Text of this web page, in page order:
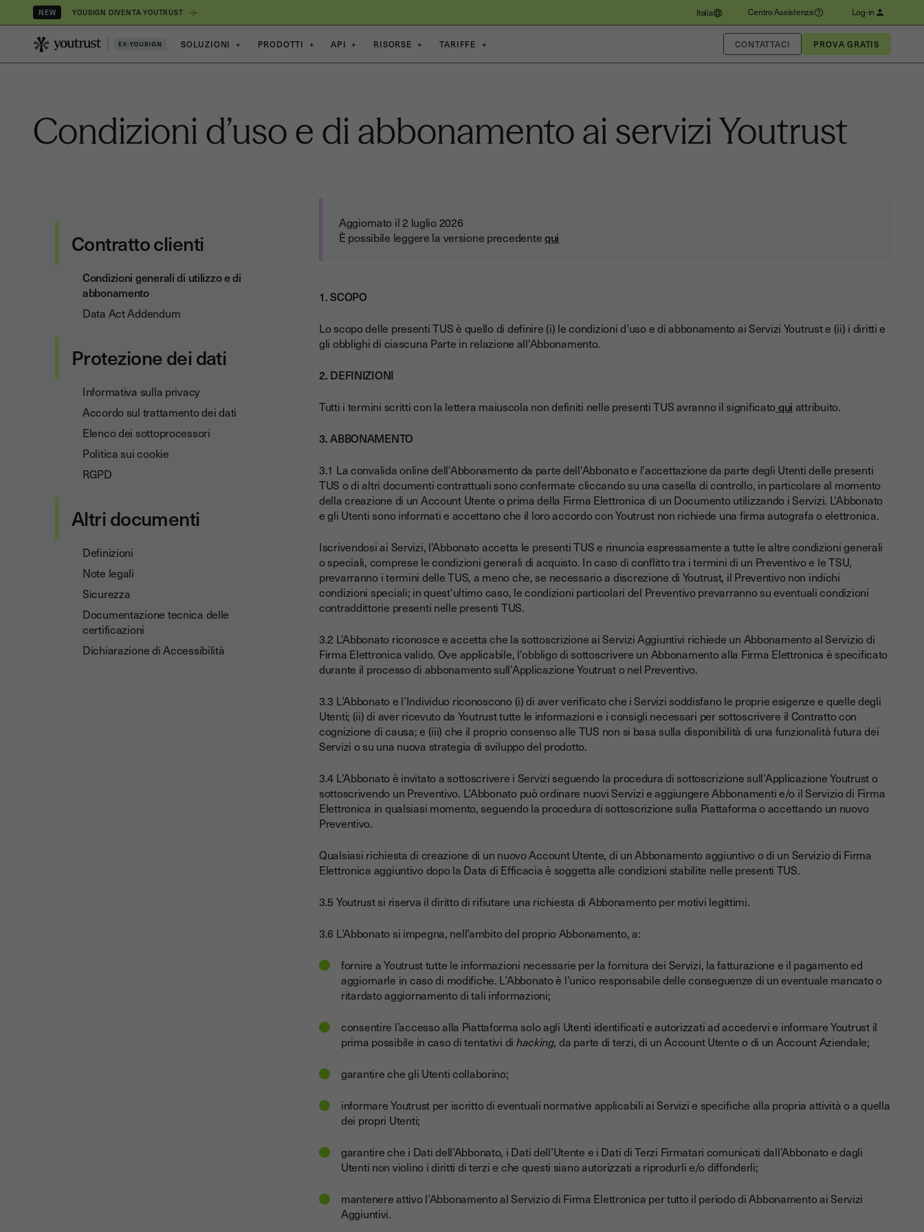
NEW YOUSIGN DIVENTA YOUTRUST Italia Centro Assistenza Log-in
SOLUZIONI + PRODOTTI + API + RISORSE + TARIFFE + CONTATTACI
Condizioni d’uso e di abbonamento ai servizi Youtrust
Contratto clienti
Condizioni generali di utilizzo e di
abbonamento
Data Act Addendum
Protezione dei dati
Informativa sulla privacy
Accordo sul trattamento dei dati
Elenco dei sottoprocessori
Politica sui cookie
RGPD
Altri documenti
Definizioni
Note legali
Sicurezza
Documentazione tecnica delle
certificazioni
Dichiarazione di Accessibilità
Aggiornato il 2 luglio 2026
È possibile leggere la versione precedentequi
1. SCOPO
Lo scopo delle presenti TUS è quello di definire (i) le condizioni d’uso e di abbonamento ai Servizi Youtrust e (ii) i diritti e
gli obblighi di ciascuna Parte in relazione all'Abbonamento.
2. DEFINIZIONI
Tutti i termini scritti con la lettera maiuscola non definiti nelle presenti TUS avranno il significatoqui attribuito.
3. ABBONAMENTO
3.1 La convalida online dell'Abbonamento da parte dell'Abbonato e l'accettazione da parte degli Utenti delle presenti
TUS o di altri documenti contrattuali sono confermate cliccando su una casella di controllo, in particolare al momento
della creazione di un Account Utente o prima della Firma Elettronica di un Documento utilizzando i Servizi. L'Abbonato
e gli Utenti sono informati e accettano che il loro accordo con Youtrust non richiede una firma autografa o elettronica.
Iscrivendosi ai Servizi, l'Abbonato accetta le presenti TUS e rinuncia espressamente a tutte le altre condizioni generali
o speciali, comprese le condizioni generali di acquisto. In caso di conflitto tra i termini di un Preventivo e le TSU,
prevarranno i termini delle TUS, a meno che, se necessario a discrezione di Youtrust, il Preventivo non indichi
condizioni speciali; in quest'ultimo caso, le condizioni particolari del Preventivo prevarranno su eventuali condizioni
contraddittorie presenti nelle presenti TUS.
3.2 L'Abbonato riconosce e accetta che la sottoscrizione ai Servizi Aggiuntivi richiede un Abbonamento al Servizio di
Firma Elettronica valido. Ove applicabile, l'obbligo di sottoscrivere un Abbonamento alla Firma Elettronica è specificato
durante il processo di abbonamento sull’Applicazione Youtrust o nel Preventivo.
3.3 L’Abbonato e l’Individuo riconoscono (i) di aver verificato che i Servizi soddisfano le proprie esigenze e quelle degli
Utenti; (ii) di aver ricevuto da Youtrust tutte le informazioni e i consigli necessari per sottoscrivere il Contratto con
cognizione di causa; e (iii) che il proprio consenso alle TUS non si basa sulla disponibilità di una funzionalità futura dei
Servizi o su una nuova strategia di sviluppo del prodotto.
3.4 L’Abbonato è invitato a sottoscrivere i Servizi seguendo la procedura di sottoscrizione sull’Applicazione Youtrust o
sottoscrivendo un Preventivo. L’Abbonato può ordinare nuovi Servizi e aggiungere Abbonamenti e/o il Servizio di Firma
Elettronica in qualsiasi momento, seguendo la procedura di sottoscrizione sulla Piattaforma o accettando un nuovo
Preventivo.
Qualsiasi richiesta di creazione di un nuovo Account Utente, di un Abbonamento aggiuntivo o di un Servizio di Firma
Elettronica aggiuntivo dopo la Data di Efficacia è soggetta alle condizioni stabilite nelle presenti TUS.
3.5 Youtrust si riserva il diritto di rifiutare una richiesta di Abbonamento per motivi legittimi.
3.6 L’Abbonato si impegna, nell’ambito del proprio Abbonamento, a:
fornire a Youtrust tutte le informazioni necessarie per la fornitura dei Servizi, la fatturazione e il pagamento ed
aggiornarle in caso di modifiche. L’Abbonato è l’unico responsabile delle conseguenze di un eventuale mancato o
ritardato aggiornamento di tali informazioni;
consentire l’accesso alla Piattaforma solo agli Utenti identificati e autorizzati ad accedervi e informare Youtrust il
prima possibile in caso di tentativi di hacking, da parte di terzi, di un Account Utente o di un Account Aziendale;
garantire che gli Utenti collaborino;
informare Youtrust per iscritto di eventuali normative applicabili ai Servizi e specifiche alla propria attività o a quella
dei propri Utenti;
garantire che i Dati dell’Abbonato, i Dati dell’Utente e i Dati di Terzi Firmatari comunicati dall’Abbonato e dagli
Utenti non violino i diritti di terzi e che questi siano autorizzati a riprodurli e/o diffonderli;
mantenere attivo l’Abbonamento al Servizio di Firma Elettronica per tutto il periodo di Abbonamento ai Servizi
Aggiuntivi.